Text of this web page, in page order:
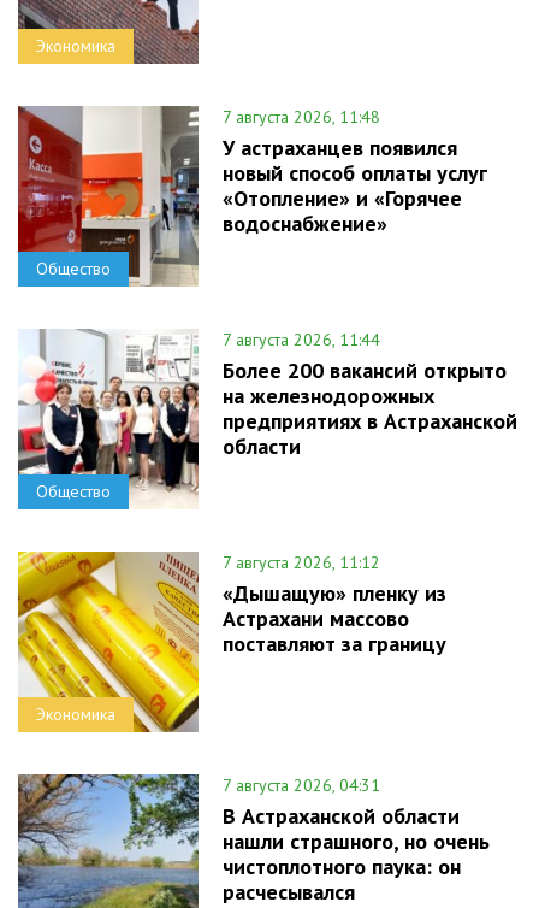
Экономика
Общество
7 августа 2026, 11:48
У астраханцев появился
новый способ оплаты услуг
«Отопление» и «Горячее
водоснабжение»
Общество
7 августа 2026, 11:44
Более 200 вакансий открыто
на железнодорожных
предприятиях в Астраханской
области
Экономика
7 августа 2026, 11:12
«Дышащую» пленку из
Астрахани массово
поставляют за границу
7 августа 2026, 04:31
В Астраханской области
нашли страшного, но очень
чистоплотного паука: он
расчесывался